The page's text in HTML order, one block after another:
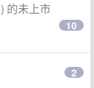
的未上市
10
2